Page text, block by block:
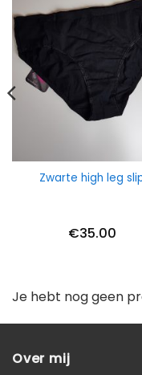
Zwarte high leg
€35.00
Je hebt nog geen
Over mij